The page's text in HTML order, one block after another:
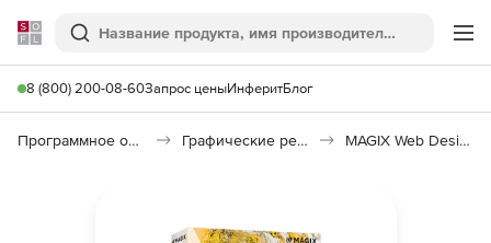
Softline
Поиск
8 (800) 200-08-60Запрос ценыИнферитБлог
Программное обеспечение для графики и дизайна Графические редакторы MAGIX Web Designer